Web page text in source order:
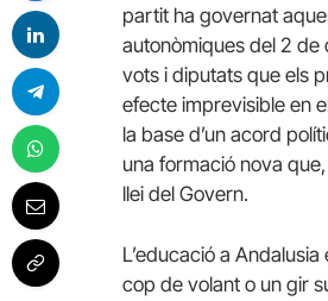
partit ha governat
autonòmiques del 2
vots i diputats que els
efecte imprevisible en
la base d’un acord
una formació nova
llei del Govern.
L’educació a
cop de volant o un gir